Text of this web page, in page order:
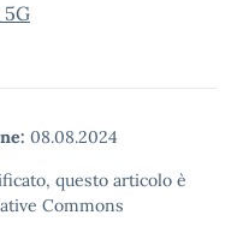
08.08.2024
questo articolo è
Commons